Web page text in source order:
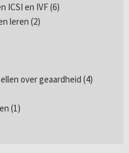
ICSI en IVF (6)
leren (2)
over geaardheid (4)
(1)